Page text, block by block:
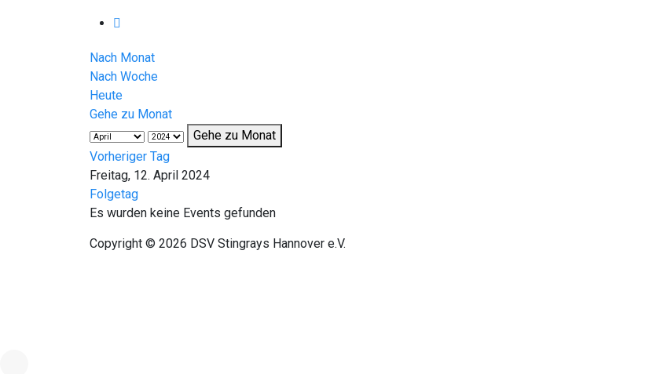
Nach Monat
Nach Woche
Heute
Gehe zu Monat
Gehe zu Monat
Vorheriger Tag
Freitag, 12. April 2024
Folgetag
Es wurden keine Events gefunden
Copyright © 2026 DSV Stingrays Hannover e.V.